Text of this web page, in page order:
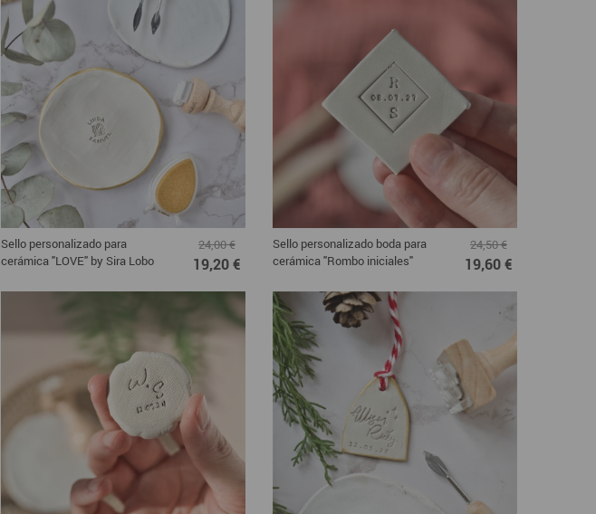
Sello personalizado para
cerámica "LOVE" by Sira Lobo
24,00 €
19,20 €
Sello personalizado boda para
cerámica "Rombo iniciales"
24,50 €
19,60 €